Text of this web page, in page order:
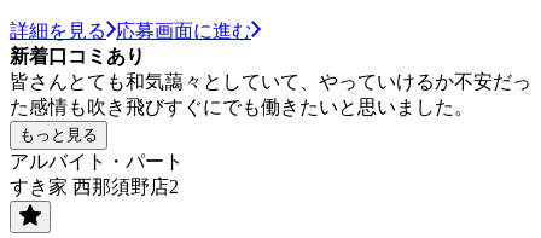
詳細を見る
応募画面に進む
新着口コミあり
皆さんとても和気藹々としていて、やっていけるか不安だっ
た感情も吹き飛びすぐにでも働きたいと思いました。
もっと見る
アルバイト・パート
すき家 西那須野店2